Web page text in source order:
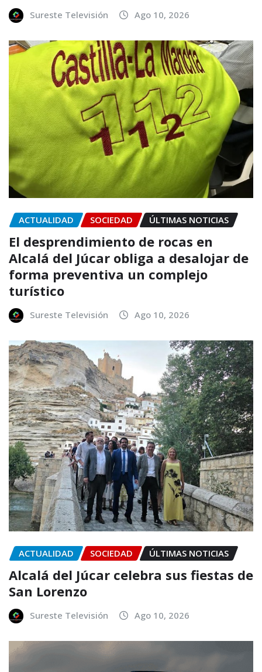
Sureste Televisión Ago 10, 2026
ACTUALIDAD SOCIEDAD ÚLTIMAS NOTICIAS
El desprendimiento de rocas en
Alcalá del Júcar obliga a desalojar de
forma preventiva un complejo
turístico
Sureste Televisión Ago 10, 2026
ACTUALIDAD SOCIEDAD ÚLTIMAS NOTICIAS
Alcalá del Júcar celebra sus fiestas de
San Lorenzo
Sureste Televisión Ago 10, 2026